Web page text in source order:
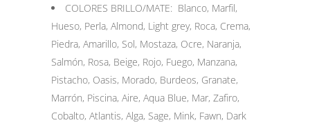
COLORES BRILLO/MATE: Blanco, Marfil,
Hueso, Perla, Almond, Light grey, Roca, Crema,
Piedra, Amarillo, Sol, Mostaza, Ocre, Naranja,
Salmón, Rosa, Beige, Rojo, Fuego, Manzana,
Pistacho, Oasis, Morado, Burdeos, Granate,
Marrón, Piscina, Aire, Aqua Blue, Mar, Zafiro,
Cobalto, Atlantis, Alga, Sage, Mink, Fawn, Dark